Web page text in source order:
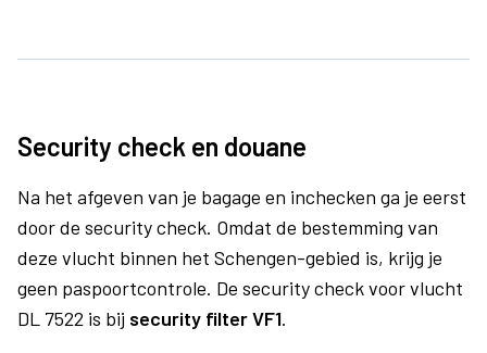
Security check en douane
Na het afgeven van je bagage en inchecken ga je eerst
door de security check. Omdat de bestemming van
deze vlucht binnen het Schengen-gebied is, krijg je
geen paspoortcontrole. De security check voor vlucht
DL 7522 is bij security filter VF1.